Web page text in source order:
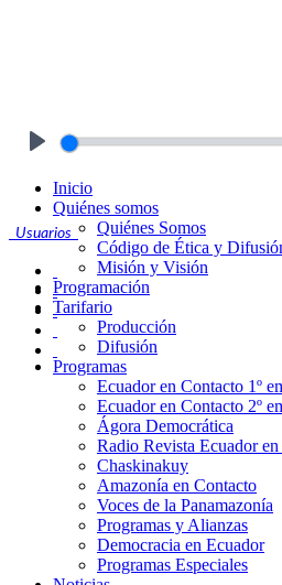
Usuarios
Inicio
Quiénes somos
Quiénes Somos
Código de Ética y
Misión y Visión
Programación
Tarifario
Producción
Difusión
Programas
Ecuador en Contacto 1º
Ecuador en Contacto 2º
Ágora Democrática
Radio Revista Ecuador
Chaskinakuy
Amazonía en Contacto
Voces de la Panamazonía
Programas y Alianzas
Democracia en Ecuador
Programas Especiales